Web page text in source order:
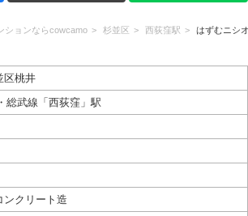
ションならcowcamo 杉並区 西荻窪駅 はずむニシ
区桃井
総武線「西荻窪」駅
ンクリート造